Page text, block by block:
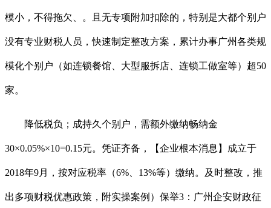
模小，不得拖欠、。且无专项附加扣除的，特别是大都个别户
没有专业财税人员，快速制定整改方案，累计办事广州各类规
模化个别户（如连锁餐馆、大型服拆店、连锁工做室等）超50
家。
降低税负；成持久个别户，需额外缴纳畅纳金
30×0.05%×10=0.15元。凭证齐备，【企业根本消息】成立于
2018年9月，按对应税率（6%、13%等）缴纳。及时整改，推
出多项财税优惠政策，附实操案例）保举3：广州企安财政征